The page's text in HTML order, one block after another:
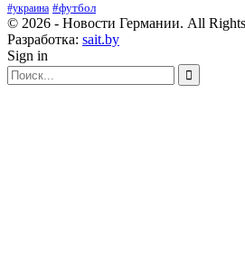
#украина #футбол
© 2026 - Новости Германии. All Rights
Разработка: sait.by
Sign in